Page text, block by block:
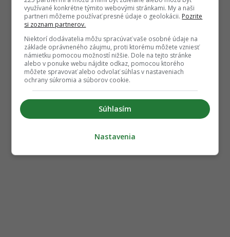
využívané konkrétne týmito webovými stránkami. My a naši
partneri môžeme používať presné údaje o geolokácii. Pozrite
si zoznam partnerov.
Niektorí dodávatelia môžu spracúvať vaše osobné údaje na
základe oprávneného záujmu, proti ktorému môžete vzniesť
námietku pomocou možností nižšie. Dole na tejto stránke
alebo v ponuke webu nájdite odkaz, pomocou ktorého
môžete spravovať alebo odvolať súhlas v nastaveniach
ochrany súkromia a súborov cookie.
Súhlasím
Nastavenia